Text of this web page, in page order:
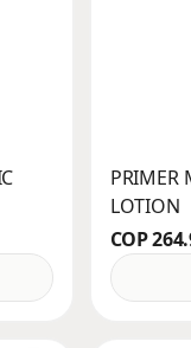
PRIMER
LOTION
COP